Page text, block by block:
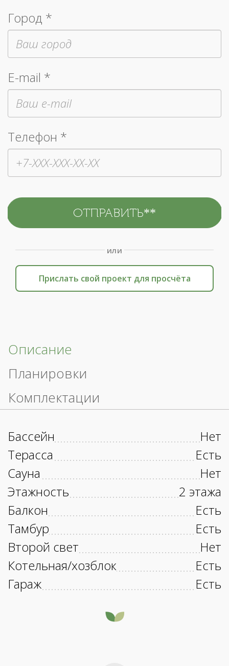
Город *
E-mail *
Телефон *
или
Прислать свой проект для просчёта
Описание
Планировки
Комплектации
Бассейн
Нет
Терасса
Есть
Сауна
Нет
Этажность
2 этажа
Балкон
Есть
Тамбур
Есть
Второй свет
Нет
Котельная/хозблок
Есть
Гараж
Есть